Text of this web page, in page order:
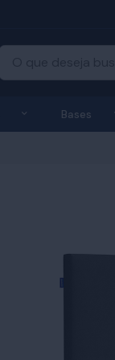
ExibirBases